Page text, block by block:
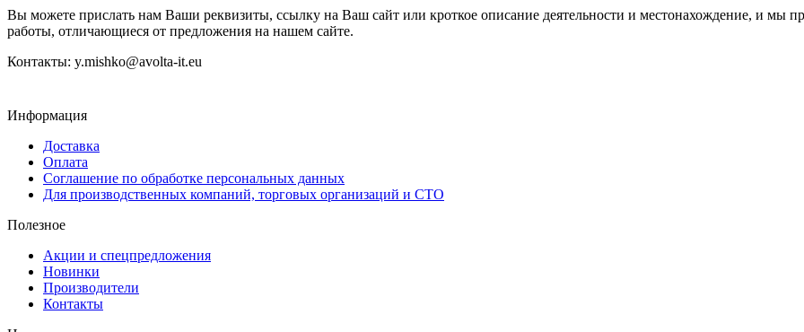
Вы можете прислать нам Ваши реквизиты, ссылку на Ваш сайт или кроткое описание деятельности и местонахождение, и мы
работы, отличающиеся от предложения на нашем сайте.
Контакты: y.mishko@avolta-it.eu
Информация
Доставка
Оплата
Соглашение по обработке персональных данных
Для производственных компаний, торговых организаций и СТО
Полезное
Акции и спецпредложения
Новинки
Производители
Контакты